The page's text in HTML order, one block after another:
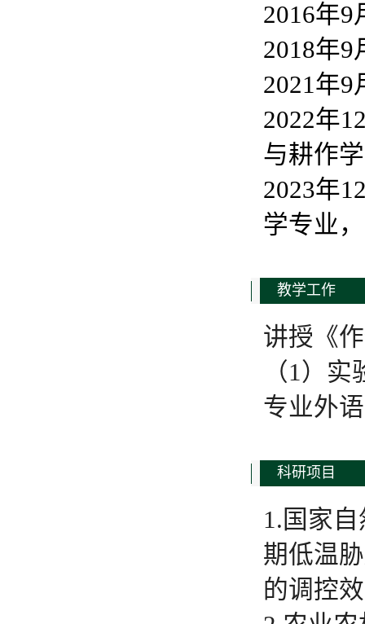
2016年9
2018年9
2021年
2022年
与耕作
2023年
学专业
教学工作
讲授《
（1）
专业外
科研项目
1.国家
期低温
的调控